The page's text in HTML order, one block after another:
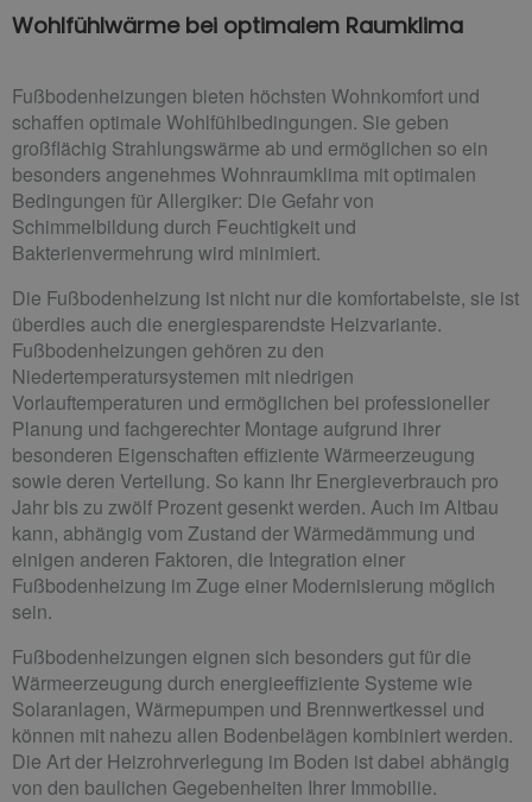
Wohlfühlwärme bei optimalem Raumklima
Fußbodenheizungen bieten höchsten Wohnkomfort und
schaffen optimale Wohlfühlbedingungen. Sie geben
großflächig Strahlungswärme ab und ermöglichen so ein
besonders angenehmes Wohnraumklima mit optimalen
Bedingungen für Allergiker: Die Gefahr von
Schimmelbildung durch Feuchtigkeit und
Bakterienvermehrung wird minimiert.
Die Fußbodenheizung ist nicht nur die komfortabelste, sie ist
überdies auch die energiesparendste Heizvariante.
Fußbodenheizungen gehören zu den
Niedertemperatursystemen mit niedrigen
Vorlauftemperaturen und ermöglichen bei professioneller
Planung und fachgerechter Montage aufgrund ihrer
besonderen Eigenschaften effiziente Wärmeerzeugung
sowie deren Verteilung. So kann Ihr Energieverbrauch pro
Jahr bis zu zwölf Prozent gesenkt werden. Auch im Altbau
kann, abhängig vom Zustand der Wärmedämmung und
einigen anderen Faktoren, die Integration einer
Fußbodenheizung im Zuge einer Modernisierung möglich
sein.
Fußbodenheizungen eignen sich besonders gut für die
Wärmeerzeugung durch energieeffiziente Systeme wie
Solaranlagen, Wärmepumpen und Brennwertkessel und
können mit nahezu allen Bodenbelägen kombiniert werden.
Die Art der Heizrohrverlegung im Boden ist dabei abhängig
von den baulichen Gegebenheiten Ihrer Immobilie.